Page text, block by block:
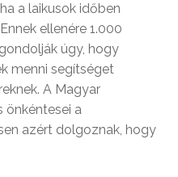
a laikusok időben
ellenére 1.000
úgy, hogy
menni segítséget
A Magyar
önkéntesei a
azért dolgoznak, hogy